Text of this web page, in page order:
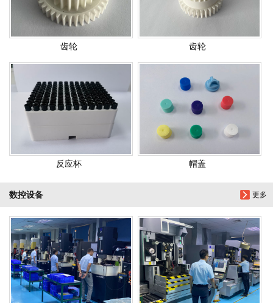
齿轮 齿轮
反应杯 帽盖
更多
数控设备